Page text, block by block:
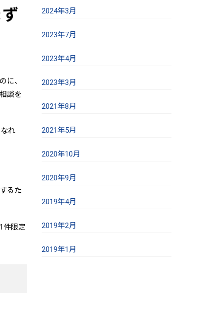
に、
談を
れ
るた
件限定
2024年3月
2023年7月
2023年4月
2023年3月
2021年8月
2021年5月
2020年10月
2020年9月
2019年4月
2019年2月
2019年1月